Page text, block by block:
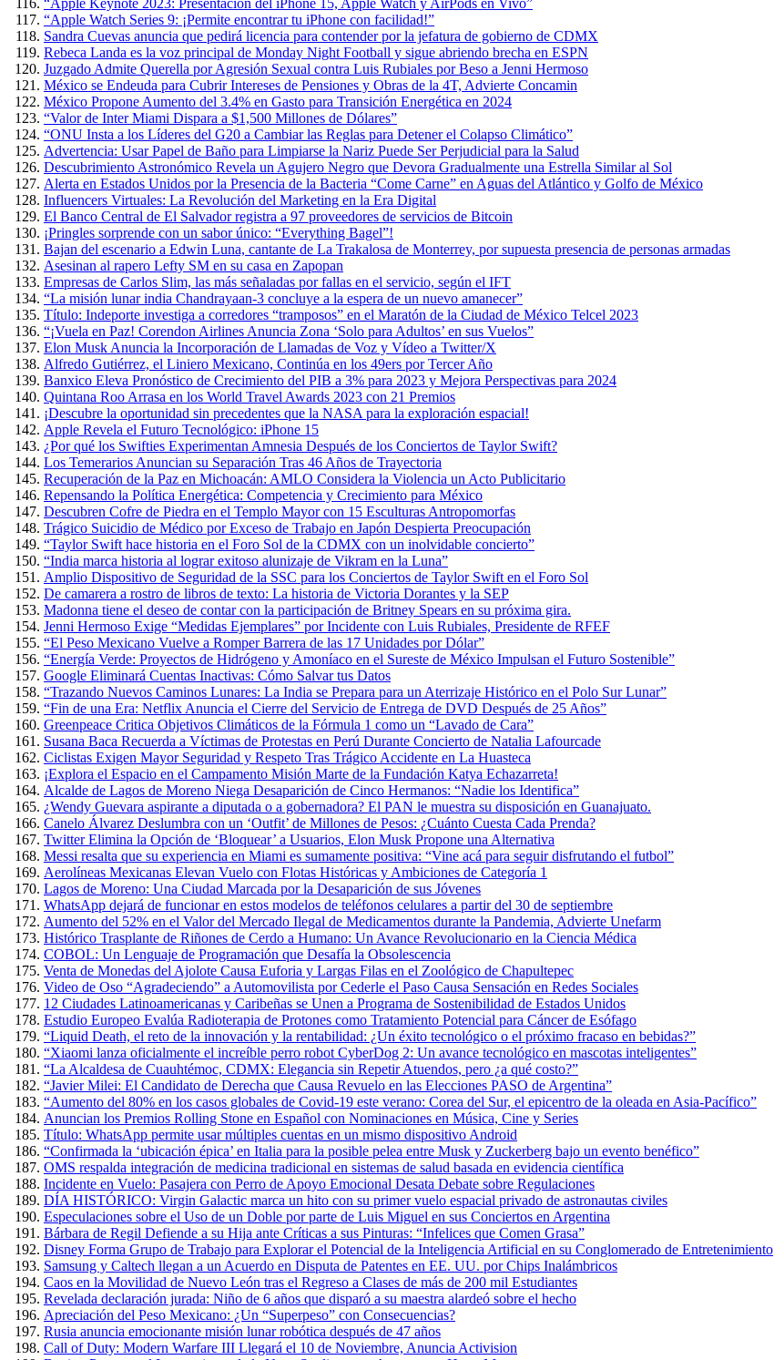
“Apple Keynote 2023: Presentación del iPhone 15, Apple Watch y AirPods en Vivo”
“Apple Watch Series 9: ¡Permite encontrar tu iPhone con facilidad!”
Sandra Cuevas anuncia que pedirá licencia para contender por la jefatura de gobierno de CDMX
Rebeca Landa es la voz principal de Monday Night Football y sigue abriendo brecha en ESPN
Juzgado Admite Querella por Agresión Sexual contra Luis Rubiales por Beso a Jenni Hermoso
México se Endeuda para Cubrir Intereses de Pensiones y Obras de la 4T, Advierte Concamin
México Propone Aumento del 3.4% en Gasto para Transición Energética en 2024
“Valor de Inter Miami Dispara a $1,500 Millones de Dólares”
“ONU Insta a los Líderes del G20 a Cambiar las Reglas para Detener el Colapso Climático”
Advertencia: Usar Papel de Baño para Limpiarse la Nariz Puede Ser Perjudicial para la Salud
Descubrimiento Astronómico Revela un Agujero Negro que Devora Gradualmente una Estrella Similar al Sol
Alerta en Estados Unidos por la Presencia de la Bacteria “Come Carne” en Aguas del Atlántico y Golfo de México
Influencers Virtuales: La Revolución del Marketing en la Era Digital
El Banco Central de El Salvador registra a 97 proveedores de servicios de Bitcoin
¡Pringles sorprende con un sabor único: “Everything Bagel”!
Bajan del escenario a Edwin Luna, cantante de La Trakalosa de Monterrey, por supuesta presencia de personas armadas
Asesinan al rapero Lefty SM en su casa en Zapopan
Empresas de Carlos Slim, las más señaladas por fallas en el servicio, según el IFT
“La misión lunar india Chandrayaan-3 concluye a la espera de un nuevo amanecer”
Título: Indeporte investiga a corredores “tramposos” en el Maratón de la Ciudad de México Telcel 2023
“¡Vuela en Paz! Corendon Airlines Anuncia Zona ‘Solo para Adultos’ en sus Vuelos”
Elon Musk Anuncia la Incorporación de Llamadas de Voz y Vídeo a Twitter/X
Alfredo Gutiérrez, el Liniero Mexicano, Continúa en los 49ers por Tercer Año
Banxico Eleva Pronóstico de Crecimiento del PIB a 3% para 2023 y Mejora Perspectivas para 2024
Quintana Roo Arrasa en los World Travel Awards 2023 con 21 Premios
¡Descubre la oportunidad sin precedentes que la NASA para la exploración espacial!
Apple Revela el Futuro Tecnológico: iPhone 15
¿Por qué los Swifties Experimentan Amnesia Después de los Conciertos de Taylor Swift?
Los Temerarios Anuncian su Separación Tras 46 Años de Trayectoria
Recuperación de la Paz en Michoacán: AMLO Considera la Violencia un Acto Publicitario
Repensando la Política Energética: Competencia y Crecimiento para México
Descubren Cofre de Piedra en el Templo Mayor con 15 Esculturas Antropomorfas
Trágico Suicidio de Médico por Exceso de Trabajo en Japón Despierta Preocupación
“Taylor Swift hace historia en el Foro Sol de la CDMX con un inolvidable concierto”
“India marca historia al lograr exitoso alunizaje de Vikram en la Luna”
Amplio Dispositivo de Seguridad de la SSC para los Conciertos de Taylor Swift en el Foro Sol
De camarera a rostro de libros de texto: La historia de Victoria Dorantes y la SEP
Madonna tiene el deseo de contar con la participación de Britney Spears en su próxima gira.
Jenni Hermoso Exige “Medidas Ejemplares” por Incidente con Luis Rubiales, Presidente de RFEF
“El Peso Mexicano Vuelve a Romper Barrera de las 17 Unidades por Dólar”
“Energía Verde: Proyectos de Hidrógeno y Amoníaco en el Sureste de México Impulsan el Futuro Sostenible”
Google Eliminará Cuentas Inactivas: Cómo Salvar tus Datos
“Trazando Nuevos Caminos Lunares: La India se Prepara para un Aterrizaje Histórico en el Polo Sur Lunar”
“Fin de una Era: Netflix Anuncia el Cierre del Servicio de Entrega de DVD Después de 25 Años”
Greenpeace Critica Objetivos Climáticos de la Fórmula 1 como un “Lavado de Cara”
Susana Baca Recuerda a Víctimas de Protestas en Perú Durante Concierto de Natalia Lafourcade
Ciclistas Exigen Mayor Seguridad y Respeto Tras Trágico Accidente en La Huasteca
¡Explora el Espacio en el Campamento Misión Marte de la Fundación Katya Echazarreta!
Alcalde de Lagos de Moreno Niega Desaparición de Cinco Hermanos: “Nadie los Identifica”
¿Wendy Guevara aspirante a diputada o a gobernadora? El PAN le muestra su disposición en Guanajuato.
Canelo Álvarez Deslumbra con un ‘Outfit’ de Millones de Pesos: ¿Cuánto Cuesta Cada Prenda?
Twitter Elimina la Opción de ‘Bloquear’ a Usuarios, Elon Musk Propone una Alternativa
Messi resalta que su experiencia en Miami es sumamente positiva: “Vine acá para seguir disfrutando el futbol”
Aerolíneas Mexicanas Elevan Vuelo con Flotas Históricas y Ambiciones de Categoría 1
Lagos de Moreno: Una Ciudad Marcada por la Desaparición de sus Jóvenes
WhatsApp dejará de funcionar en estos modelos de teléfonos celulares a partir del 30 de septiembre
Aumento del 52% en el Valor del Mercado Ilegal de Medicamentos durante la Pandemia, Advierte Unefarm
Histórico Trasplante de Riñones de Cerdo a Humano: Un Avance Revolucionario en la Ciencia Médica
COBOL: Un Lenguaje de Programación que Desafía la Obsolescencia
Venta de Monedas del Ajolote Causa Euforia y Largas Filas en el Zoológico de Chapultepec
Video de Oso “Agradeciendo” a Automovilista por Cederle el Paso Causa Sensación en Redes Sociales
12 Ciudades Latinoamericanas y Caribeñas se Unen a Programa de Sostenibilidad de Estados Unidos
Estudio Europeo Evalúa Radioterapia de Protones como Tratamiento Potencial para Cáncer de Esófago
“Liquid Death, el reto de la innovación y la rentabilidad: ¿Un éxito tecnológico o el próximo fracaso en bebidas?”
“Xiaomi lanza oficialmente el increíble perro robot CyberDog 2: Un avance tecnológico en mascotas inteligentes”
“La Alcaldesa de Cuauhtémoc, CDMX: Elegancia sin Repetir Atuendos, pero ¿a qué costo?”
“Javier Milei: El Candidato de Derecha que Causa Revuelo en las Elecciones PASO de Argentina”
“Aumento del 80% en los casos globales de Covid-19 este verano: Corea del Sur, el epicentro de la oleada en Asia-Pacífico”
Anuncian los Premios Rolling Stone en Español con Nominaciones en Música, Cine y Series
Título: WhatsApp permite usar múltiples cuentas en un mismo dispositivo Android
“Confirmada la ‘ubicación épica’ en Italia para la posible pelea entre Musk y Zuckerberg bajo un evento benéfico”
OMS respalda integración de medicina tradicional en sistemas de salud basada en evidencia científica
Incidente en Vuelo: Pasajera con Perro de Apoyo Emocional Desata Debate sobre Regulaciones
DÍA HISTÓRICO: Virgin Galactic marca un hito con su primer vuelo espacial privado de astronautas civiles
Especulaciones sobre el Uso de un Doble por parte de Luis Miguel en sus Conciertos en Argentina
Bárbara de Regil Defiende a su Hija ante Críticas a sus Pinturas: “Infelices que Comen Grasa”
Disney Forma Grupo de Trabajo para Explorar el Potencial de la Inteligencia Artificial en su Conglomerado de Entretenimiento
Samsung y Caltech llegan a un Acuerdo en Disputa de Patentes en EE. UU. por Chips Inalámbricos
Caos en la Movilidad de Nuevo León tras el Regreso a Clases de más de 200 mil Estudiantes
Revelada declaración jurada: Niño de 6 años que disparó a su maestra alardeó sobre el hecho
Apreciación del Peso Mexicano: ¿Un “Superpeso” con Consecuencias?
Rusia anuncia emocionante misión lunar robótica después de 47 años
Call of Duty: Modern Warfare III Llegará el 10 de Noviembre, Anuncia Activision